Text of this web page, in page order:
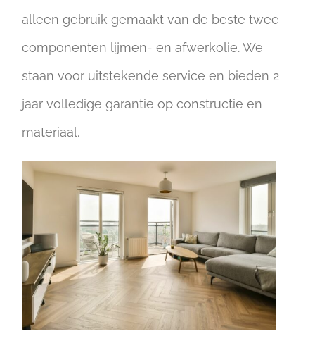
alleen gebruik gemaakt van de beste twee
componenten lijmen- en afwerkolie. We
staan voor uitstekende service en bieden 2
jaar volledige garantie op constructie en
materiaal.